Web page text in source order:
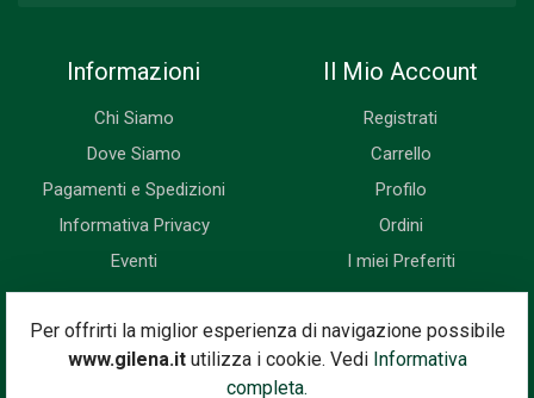
Per offrirti la miglior esperienza di navigazione possibile
www.gilena.itutilizza i cookie. Vedi Informativa
completa.
Informazioni
Chi Siamo
Dove Siamo
Pagamenti e Spedizioni
Informativa Privacy
Eventi
Il Mio Account
Registrati
Carrello
Profilo
Ordini
I miei Preferiti
Newsletter
Iscriviti subito alla nostra newsletter. Riceverai prima di tutti le